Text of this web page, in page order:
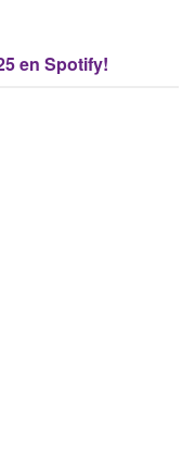
en Spotify!